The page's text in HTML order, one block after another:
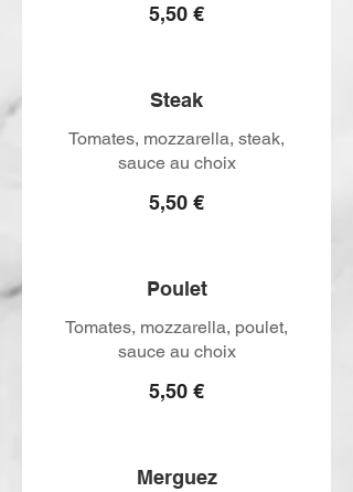
5,50 €
Steak
Tomates, mozzarella, steak,
sauce au choix
5,50 €
Poulet
Tomates, mozzarella, poulet,
sauce au choix
5,50 €
Merguez